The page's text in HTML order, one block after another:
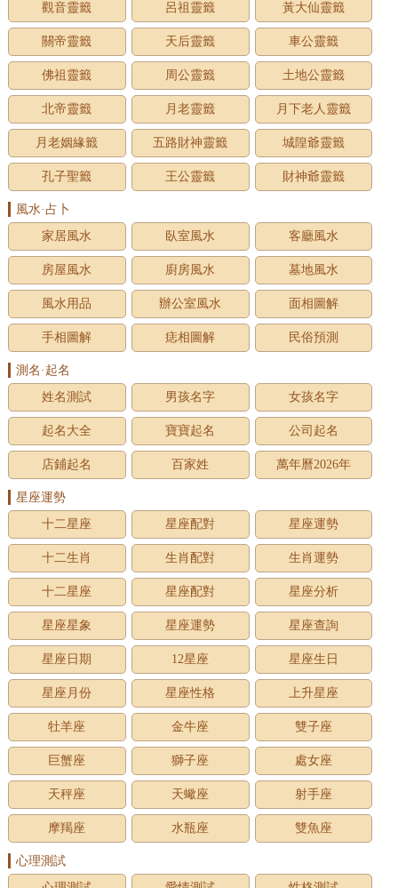
觀音靈籤
呂祖靈籤 黃大仙靈籤
關帝靈籤 天后靈籤 車公靈籤
佛祖靈籤 周公靈籤 土地公靈籤
北帝靈籤 月老靈籤 月下老人靈籤
月老姻緣籤 五路財神靈籤 城隍爺靈籤
孔子聖籤 王公靈籤 財神爺靈籤
風水·占卜
家居風水
臥室風水 客廳風水
房屋風水 廚房風水 墓地風水
風水用品 辦公室風水 面相圖解
手相圖解 痣相圖解 民俗預測
測名·起名
姓名測試
男孩名字 女孩名字
起名大全 寶寶起名 公司起名
店鋪起名 百家姓 萬年曆2026年
星座運勢
十二星座
星座配對 星座運勢
十二生肖 生肖配對 生肖運勢
十二星座 星座配對 星座分析
星座星象 星座運勢 星座查詢
星座日期 12星座 星座生日
星座月份 星座性格 上升星座
牡羊座 金牛座 雙子座
巨蟹座 獅子座 處女座
天秤座 天蠍座 射手座
摩羯座 水瓶座 雙魚座
心理測試